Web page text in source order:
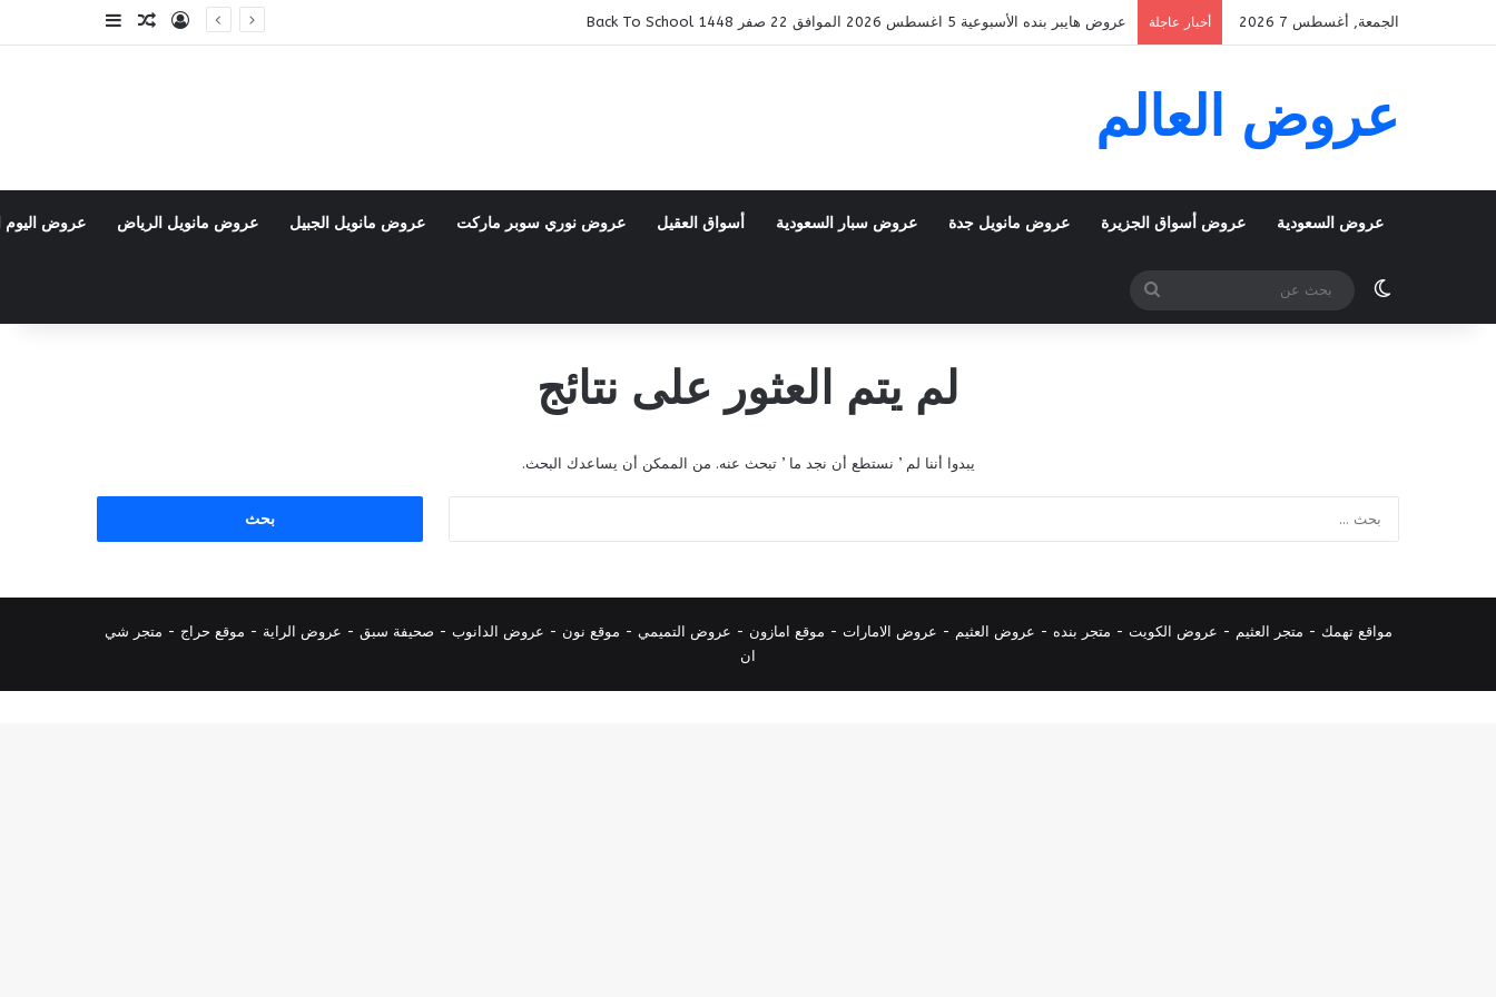
الجمعة, أغسطس 7 2026 أخبار عاجلة عروض هايبر بنده الأسبوعية 5 اغسطس 2026 الموافق 22 صفر 1448 Back To School تسجيل الدخول
مقال عشوائي
إضافة عمود
عروض العالم
عروض السعودية عروض أسواق الجزيرة عروض مانويل جدة عروض سبار السعودية أسواق العقيل عروض نوري سوبر ماركت عروض مانويل الجبيل عروض مانويل الرياض عروض اليوم
الوضع المظلم
بحث
عن
لم يتم العثور على نتائج
يبدوا أننا لم ’ نستطع أن نجد ما ’ تبحث عنه. من الممكن أن يساعدك البحث.
مواقع تهمك - متجر العثيم - عروض الكويت - متجر بنده - عروض العثيم - عروض الامارات - موقع امازون - عروض التميمي - موقع نون - عروض الدانوب - صحيفة سبق - عروض الراية - موقع حراج - متجر شي
ان